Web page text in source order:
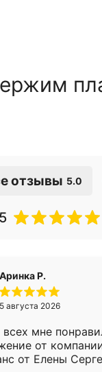
отзывы 5.0
Аринка Р.
5 августа 2026
мне
от
от Елены